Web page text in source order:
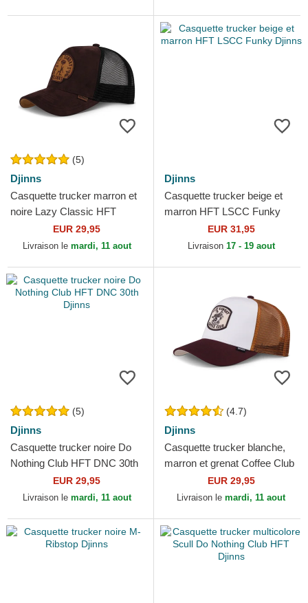
(5)
Djinns
Casquette trucker marron et
noire Lazy Classic HFT
EUR 29,95
Livraison le mardi, 11 aout
Djinns
Casquette trucker beige et
marron HFT LSCC Funky
EUR 31,95
Livraison 17 - 19 aout
(5)
Djinns
Casquette trucker noire Do
Nothing Club HFT DNC 30th
EUR 29,95
Livraison le mardi, 11 aout
(4.7)
Djinns
Casquette trucker blanche,
marron et grenat Coffee Club
HFT DjinnsEUR 29,95
Livraison le mardi, 11 aout